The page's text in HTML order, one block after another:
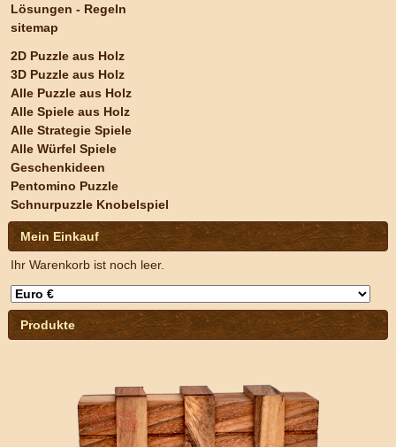
Lösungen - Regeln
sitemap
2D Puzzle aus Holz
3D Puzzle aus Holz
Alle Puzzle aus Holz
Alle Spiele aus Holz
Alle Strategie Spiele
Alle Würfel Spiele
Geschenkideen
Pentomino Puzzle
Schnurpuzzle Knobelspiel
Mein Einkauf
Ihr Warenkorb ist noch leer.
Produkte